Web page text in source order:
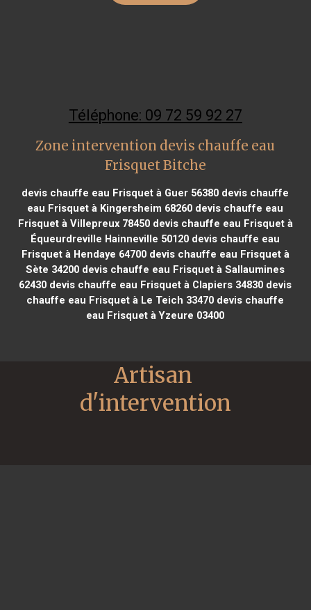
Téléphone: 09 72 59 92 27
Zone intervention devis chauffe eau
Frisquet Bitche
devis chauffe eau Frisquet à Guer 56380 devis chauffe
eau Frisquet à Kingersheim 68260 devis chauffe eau
Frisquet à Villepreux 78450devis chauffe eau Frisquet à
Équeurdreville Hainneville 50120 devis chauffe eau
Frisquet à Hendaye 64700devis chauffe eau Frisquet à
Sète 34200 devis chauffe eau Frisquet à Sallaumines
62430 devis chauffe eau Frisquet à Clapiers 34830 devis
chauffe eau Frisquet à Le Teich 33470 devis chauffe
eau Frisquet à Yzeure 03400
Artisan
d'intervention